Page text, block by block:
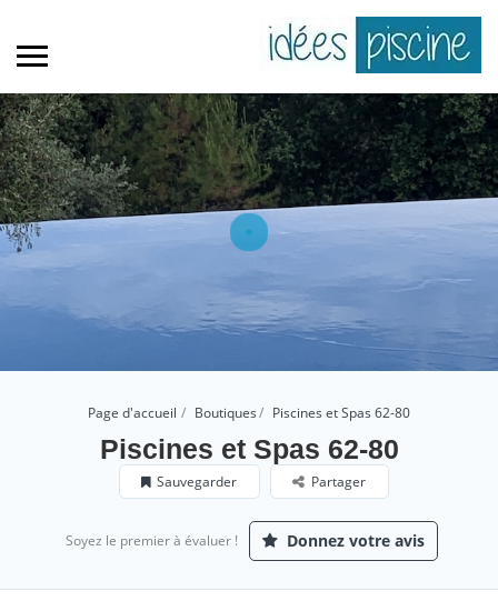
Page d'accueil Boutiques Piscines et Spas 62-80
Piscines et Spas 62-80
Sauvegarder Partager
Soyez le premier à évaluer ! Donnez votre avis